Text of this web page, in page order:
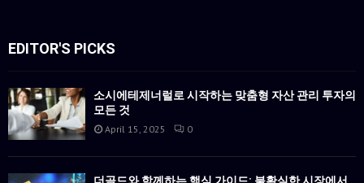
EDITOR'S PICKS
소시에테제너럴로 시작하는 맞춤형 자산 관리 투자의
모든 것
April 15, 2025 0
더골드와 함께하는 핵심 가이드: 불확실한 시장에서